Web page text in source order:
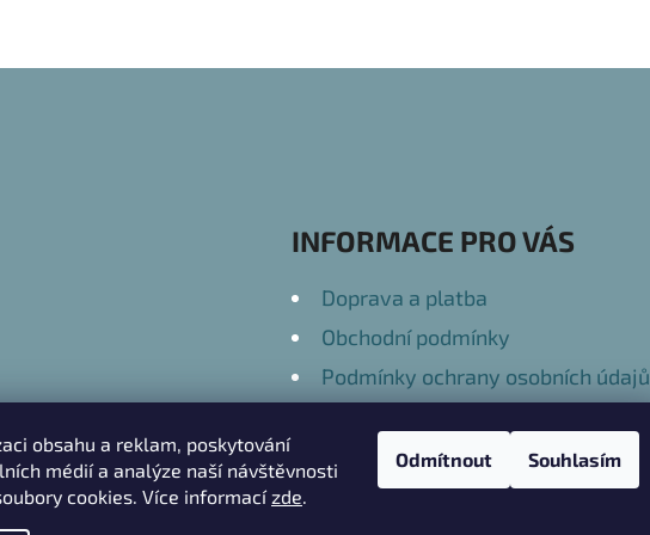
obsahu a reklam, poskytování
médií a analýze naší návštěvnosti
cookies. Více informacízde.
Odmítnout Souhlasím
INFORMACE PRO VÁS
Doprava a platba
Obchodní podmínky
Podmínky ochrany osobních údajů